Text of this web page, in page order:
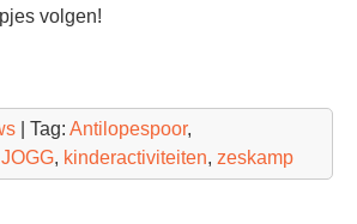
volgen!
| Tag: Antilopespoor,
JOGG, kinderactiviteiten, zeskamp